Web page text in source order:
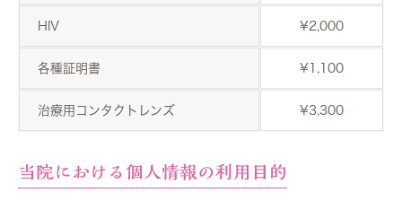
HIV ¥2,000
各種証明書 ¥1,100
治療用コンタクトレンズ ¥3,300
当院における個人情報の利用目的